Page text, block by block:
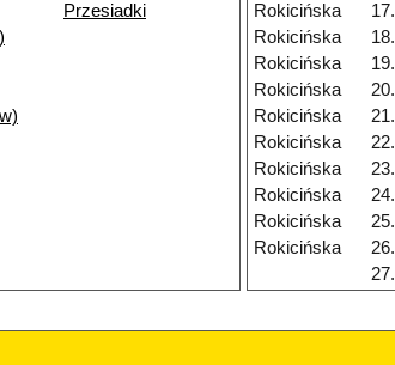
Przesiadki
Rokicińska
17.
Rokicińska
18.
Rokicińska
19.
Rokicińska
20.
Rokicińska
21.
Rokicińska
22.
Rokicińska
23.
Rokicińska
24.
Rokicińska
25.
Rokicińska
26.
27.